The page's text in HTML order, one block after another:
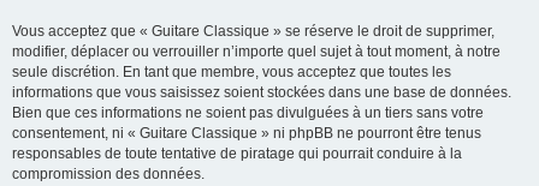
Vous acceptez que « Guitare Classique » se réserve le droit de supprimer,
modifier, déplacer ou verrouiller n’importe quel sujet à tout moment, à notre
seule discrétion. En tant que membre, vous acceptez que toutes les
informations que vous saisissez soient stockées dans une base de données.
Bien que ces informations ne soient pas divulguées à un tiers sans votre
consentement, ni « Guitare Classique » ni phpBB ne pourront être tenus
responsables de toute tentative de piratage qui pourrait conduire à la
compromission des données.